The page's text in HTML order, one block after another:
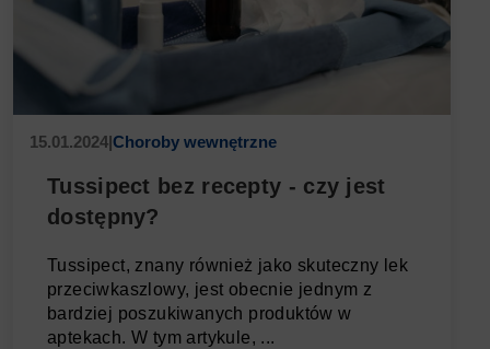
15.01.2024|Choroby wewnętrzne
Tussipect bez recepty - czy jest
dostępny?
Tussipect, znany również jako skuteczny lek
przeciwkaszlowy, jest obecnie jednym z
bardziej poszukiwanych produktów w
aptekach. W tym artykule, ...